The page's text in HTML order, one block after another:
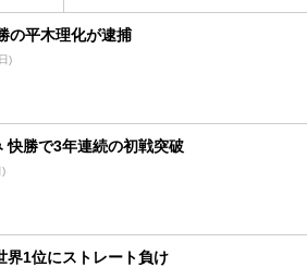
の平木理化が逮捕
)
快勝で3年連続の初戦突破
)
界1位にストレート負け